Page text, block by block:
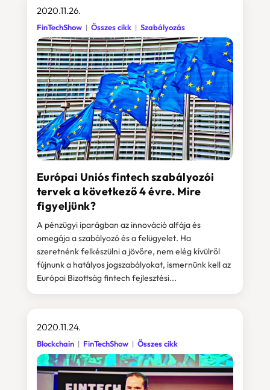
Európai Uniós fintech szabályozói
tervek a következő 4 évre. Mire
figyeljünk?
2020.11.26.
FinTechShow Összes cikk Szabályozás
A pénzügyi iparágban az innováció alfája és
omegája a szabályozó és a felügyelet. Ha
szeretnénk felkészülni a jövőre, nem elég kívülről
fújnunk a hatályos jogszabályokat, ismernünk kell az
Európai Bizottság fintech fejlesztési...
2020.11.24.
Blockchain FinTechShow Összes cikk